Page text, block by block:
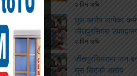
२ दिन अघि
घुस आरोप लागेका
जीतपुरसिमरा
२ दिन अघि
जीतपुरसिमरामा पान
घुस लिएको आरोप